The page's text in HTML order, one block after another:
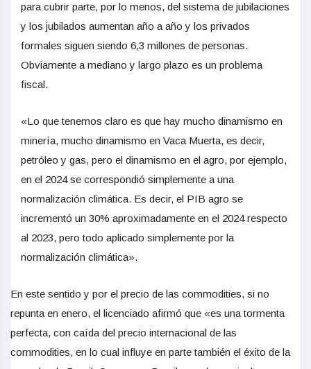
para cubrir parte, por lo menos, del sistema de jubilaciones
y los jubilados aumentan año a año y los privados
formales siguen siendo 6,3 millones de personas.
Obviamente a mediano y largo plazo es un problema
fiscal.
«Lo que tenemos claro es que hay mucho dinamismo en
minería, mucho dinamismo en Vaca Muerta, es decir,
petróleo y gas, pero el dinamismo en el agro, por ejemplo,
en el 2024 se correspondió simplemente a una
normalización climática. Es decir, el PIB agro se
incrementó un 30% aproximadamente en el 2024 respecto
al 2023, pero todo aplicado simplemente por la
normalización climática».
En este sentido y por el precio de las commodities, si no
repunta en enero, el licenciado afirmó que «es una tormenta
perfecta, con caída del precio internacional de las
commodities, en lo cual influye en parte también el éxito de la